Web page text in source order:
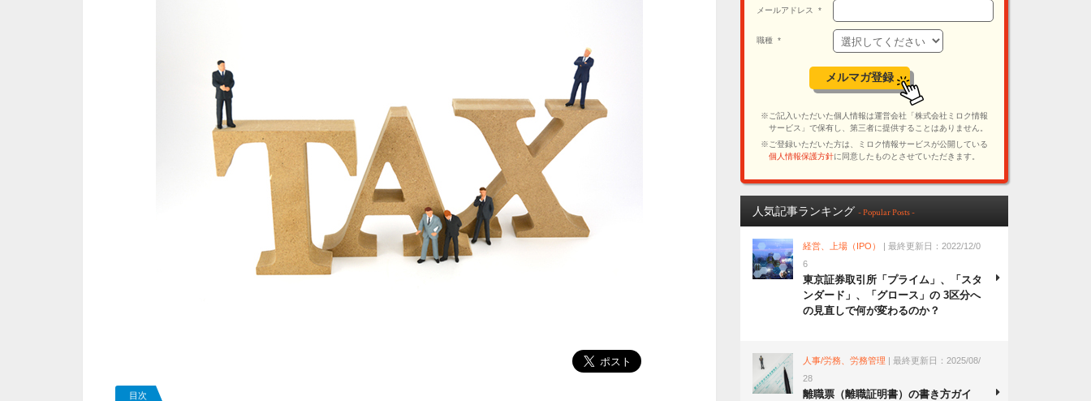
目次
人気記事ランキング - Popular Posts -
経営、上場（IPO）
| 最終更新日：2022/12/0
6
東京証券取引所「プライム」、「スタ
ンダード」、「グロース」の 3区分へ
の見直しで何が変わるのか？
人事/労務、労務管理 | 最終更新日：2025/08/
28
離職票（離職証明書）の書き方ガイ